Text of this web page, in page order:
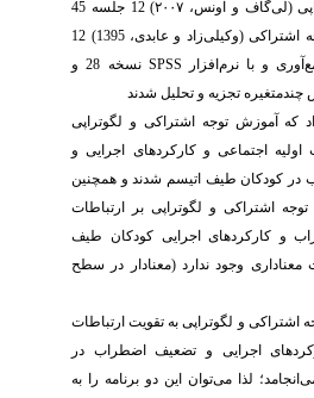
روش مداخله‌ای لگوتراپی (لی‌گاف و اونس، ۲۰۰۷) 12 جلسه 45
دقیقه­ای و آموزش توجه اشتراکی (وکیلی‌زاد و عابدی، 1395) 12
و با نرم‌افزار SPSS
نسخه 28 و
تجزیه و تحلیل شدند
آموزش توجه اشتراکی و لگوتراپی
اجتماعی و کارکردهای اجرایی و
کودکان طیف اتیسم شدند و همچنین
اشتراکی و لگوتراپی بر ارتباطات
و کارکردهای اجرایی کودکان طیف
وجود ندارد (معنادار در سطح
و لگوتراپی به تقویت ارتباطات
اجرایی و تضعیف اضطراب در
لذا می‌توان این دو برنامه را به